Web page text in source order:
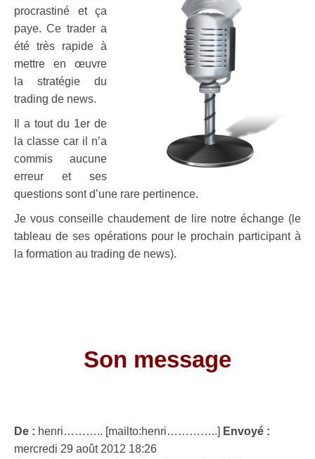
procrastiné et ça
paye. Ce trader a
été très rapide à
mettre en œuvre
la stratégie du
trading de news.
Il a tout du 1er de
la classe car il n’a
commis aucune
erreur et ses
questions sont d’une rare pertinence.
Je vous conseille chaudement de lire notre échange (le
tableau de ses opérations pour le prochain participant à
la formation au trading de news).
Son message
De : henri……….. [mailto:henri…………..] Envoyé :
mercredi 29 août 2012 18:26